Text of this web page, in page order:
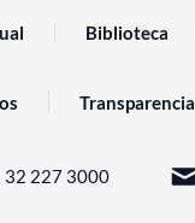
Biblioteca
Transparencia
32 227 3000